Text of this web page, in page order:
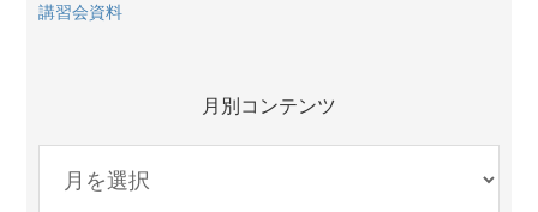
講習会資料
月別コンテンツ